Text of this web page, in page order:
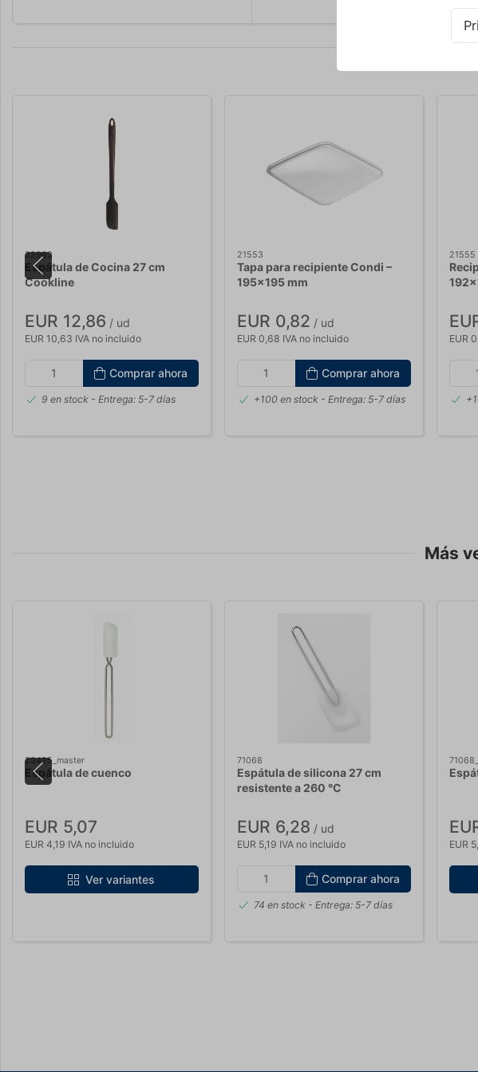
22963
Espátula de Cocina 27 cm
Cookline
EUR 12,86 / ud
EUR 10,63 IVA no incluido
Comprar ahora
9 en stock - Entrega: 5-7 días
21553
Tapa para recipiente Condi –
195x195 mm
EUR 0,82 / ud
EUR 0,68 IVA no incluido
Comprar ahora
+100 en stock - Entrega: 5-7 días
21555
EUR
Más
23425_master
Espátula de cuenco
EUR 5,07
EUR 4,19 IVA no incluido
Ver variantes
71068
Espátula de silicona 27 cm
resistente a 260 °C
EUR 6,28 / ud
EUR 5,19 IVA no incluido
Comprar ahora
74 en stock - Entrega: 5-7 días
EUR